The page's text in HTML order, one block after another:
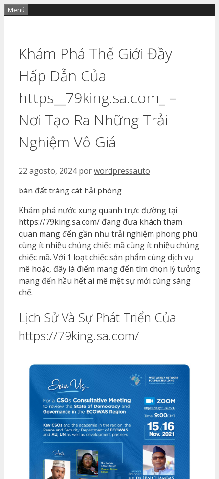
Saltar
Menú
Khám Phá Thế Giới Đầy
Hấp Dẫn Của
https__79king.sa.com_ –
Nơi Tạo Ra Những Trải
Nghiệm Vô Giá
22 agosto, 2024 porwordpressauto
bán đất tràng cát hải phòng
Khám phá nước xung quanh trực đường tại
https://79king.sa.com/ đang đưa khách tham
quan mang đến gần như trải nghiệm phong phú
cùng ít nhiều chủng chiếc mã cùng ít nhiều chủng
chiếc mã. Với 1 loạt chiếc sản phẩm cùng dịch vụ
mê hoặc, đây là điểm mang đến tìm chọn lý tưởng
mang đến hầu hết ai mê mệt sự mới cùng sáng
chế.
Lịch Sử Và Sự Phát Triển Của
https://79king.sa.com/